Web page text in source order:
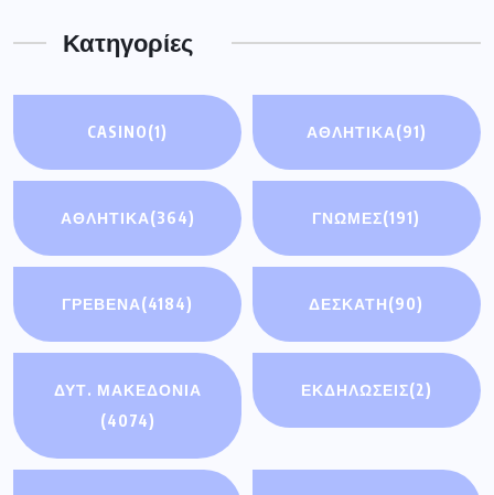
Κατηγορίες
CASINO(1) ΑΘΛΗΤΙΚΆ(91)
ΑΘΛΗΤΙΚΑ(364) ΓΝΩΜΕΣ(191)
ΓΡΕΒΕΝΑ(4184) ΔΕΣΚΑΤΗ(90)
ΔΥΤ. ΜΑΚΕΔΟΝΙΑ
(4074)
ΕΚΔΗΛΩΣΕΙΣ(2)